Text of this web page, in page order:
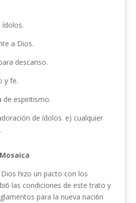
ídolos.
a Dios.
descanso.
y fe.
de espiritis­mo.
de ídolos. e) cualquier
hizo un pacto con los
las condiciones de este trato y
para la nueva naci6n